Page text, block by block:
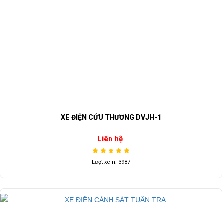
XE ĐIỆN CỨU THƯƠNG DVJH-1
Liên hệ
Lượt xem: 3987